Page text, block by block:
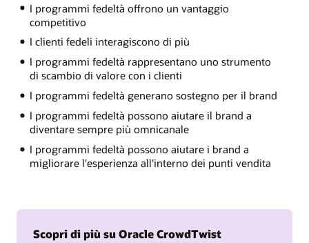
I programmi fedeltà offrono un vantaggio
competitivo
I clienti fedeli interagiscono di più
I programmi fedeltà rappresentano uno strumento
di scambio di valore con i clienti
I programmi fedeltà generano sostegno per il brand
I programmi fedeltà possono aiutare il brand a
diventare sempre più omnicanale
I programmi fedeltà possono aiutare i brand a
migliorare l'esperienza all'interno dei punti vendita
Scopri di più su Oracle CrowdTwist